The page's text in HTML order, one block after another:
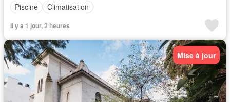
Piscine
Climatisation
Il y a 1 jour, 2 heures
Mise à jour